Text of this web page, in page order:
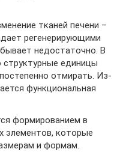
тканей печени –
регенерирующими
недостаточно. В
структурные единицы
отмирать. Из-
функциональная
формированием в
элементов, которые
и формам.